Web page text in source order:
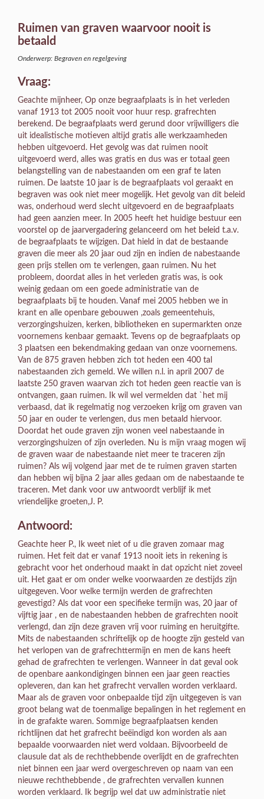
Ruimen van graven waarvoor nooit is
betaald
Onderwerp: Begraven en regelgeving
Vraag:
Geachte mijnheer, Op onze begraafplaats is in het verleden
vanaf 1913 tot 2005 nooit voor huur resp. grafrechten
berekend. De begraafplaats werd gerund door vrijwilligers die
uit idealistische motieven altijd gratis alle werkzaamheden
hebben uitgevoerd. Het gevolg was dat ruimen nooit
uitgevoerd werd, alles was gratis en dus was er totaal geen
belangstelling van de nabestaanden om een graf te laten
ruimen. De laatste 10 jaar is de begraafplaats vol geraakt en
begraven was ook niet meer mogelijk. Het gevolg van dit beleid
was, onderhoud werd slecht uitgevoerd en de begraafplaats
had geen aanzien meer. In 2005 heeft het huidige bestuur een
voorstel op de jaarvergadering gelanceerd om het beleid t.a.v.
de begraafplaats te wijzigen. Dat hield in dat de bestaande
graven die meer als 20 jaar oud zijn en indien de nabestaande
geen prijs stellen om te verlengen, gaan ruimen. Nu het
probleem, doordat alles in het verleden gratis was, is ook
weinig gedaan om een goede administratie van de
begraafplaats bij te houden. Vanaf mei 2005 hebben we in
krant en alle openbare gebouwen ,zoals gemeentehuis,
verzorgingshuizen, kerken, bibliotheken en supermarkten onze
voornemens kenbaar gemaakt. Tevens op de begraafplaats op
3 plaatsen een bekendmaking gedaan van onze voornemens.
Van de 875 graven hebben zich tot heden een 400 tal
nabestaanden zich gemeld. We willen n.l. in april 2007 de
laatste 250 graven waarvan zich tot heden geen reactie van is
ontvangen, gaan ruimen. Ik wil wel vermelden dat `het mij
verbaasd, dat ik regelmatig nog verzoeken krijg om graven van
50 jaar en ouder te verlengen, dus men betaald hiervoor.
Doordat het oude graven zijn wonen veel nabestaande in
verzorgingshuizen of zijn overleden. Nu is mijn vraag mogen wij
de graven waar de nabestaande niet meer te traceren zijn
ruimen? Als wij volgend jaar met de te ruimen graven starten
dan hebben wij bijna 2 jaar alles gedaan om de nabestaande te
traceren. Met dank voor uw antwoordt verblijf ik met
vriendelijke groeten,J. P.
Antwoord:
Geachte heer P., Ik weet niet of u die graven zomaar mag
ruimen. Het feit dat er vanaf 1913 nooit iets in rekening is
gebracht voor het onderhoud maakt in dat opzicht niet zoveel
uit. Het gaat er om onder welke voorwaarden ze destijds zijn
uitgegeven. Voor welke termijn werden de grafrechten
gevestigd? Als dat voor een specifieke termijn was, 20 jaar of
vijftig jaar , en de nabestaanden hebben de grafrechten nooit
verlengd, dan zijn deze graven vrij voor ruiming en heruitgifte.
Mits de nabestaanden schriftelijk op de hoogte zijn gesteld van
het verlopen van de grafrechttermijn en men de kans heeft
gehad de grafrechten te verlengen. Wanneer in dat geval ook
de openbare aankondigingen binnen een jaar geen reacties
opleveren, dan kan het grafrecht vervallen worden verklaard.
Maar als de graven voor onbepaalde tijd zijn uitgegeven is van
groot belang wat de toenmalige bepalingen in het reglement en
in de grafakte waren. Sommige begraafplaatsen kenden
richtlijnen dat het grafrecht beëindigd kon worden als aan
bepaalde voorwaarden niet werd voldaan. Bijvoorbeeld de
clausule dat als de rechthebbende overlijdt en de grafrechten
niet binnen een jaar werd overgeschreven op naam van een
nieuwe rechthebbende , de grafrechten vervallen kunnen
worden verklaard. Ik begrijp wel dat uw administratie niet